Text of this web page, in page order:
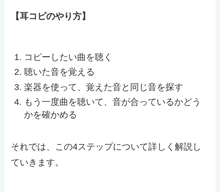
【耳コピのやり方】
コピーしたい曲を聴く
聴いた音を覚える
楽器を使って、覚えた音と同じ音を探す
もう一度曲を聴いて、音が合っているかどう
かを確かめる
それでは、この4ステップについて詳しく解説し
ていきます。